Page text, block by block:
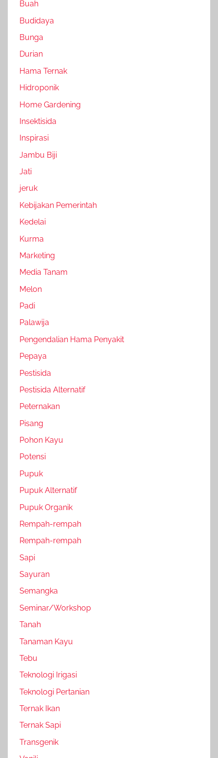
Buah
Budidaya
Bunga
Durian
Hama Ternak
Hidroponik
Home Gardening
Insektisida
Inspirasi
Jambu Biji
Jati
jeruk
Kebijakan Pemerintah
Kedelai
Kurma
Marketing
Media Tanam
Melon
Padi
Palawija
Pengendalian Hama Penyakit
Pepaya
Pestisida
Pestisida Alternatif
Peternakan
Pisang
Pohon Kayu
Potensi
Pupuk
Pupuk Alternatif
Pupuk Organik
Rempah-rempah
Rempah-rempah
Sapi
Sayuran
Semangka
Seminar/Workshop
Tanah
Tanaman Kayu
Tebu
Teknologi Irigasi
Teknologi Pertanian
Ternak Ikan
Ternak Sapi
Transgenik